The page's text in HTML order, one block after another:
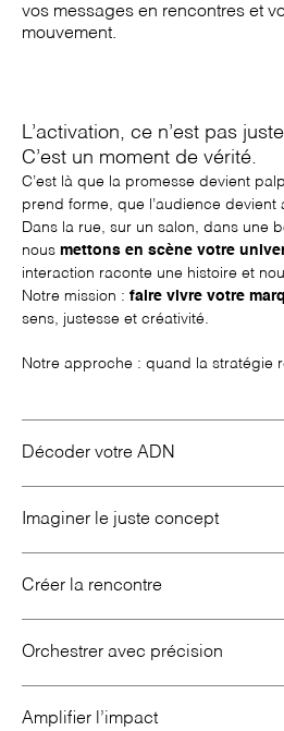
vos messages en rencontres et
mouvement.
L’activation, ce n’est pas
C’est un moment de vérité.
C’est là que la promesse devient
prend forme, que l’audience devient
Dans la rue, sur un salon, dans une
nous mettons en scène votre
interaction raconte une histoire et
Notre mission : faire vivre votre
sens, justesse et créativité.
Notre approche : quand la stratégie
Décoder votre ADN
Imaginer le juste concept
Créer la rencontre
Orchestrer avec précision
Amplifier l’impact